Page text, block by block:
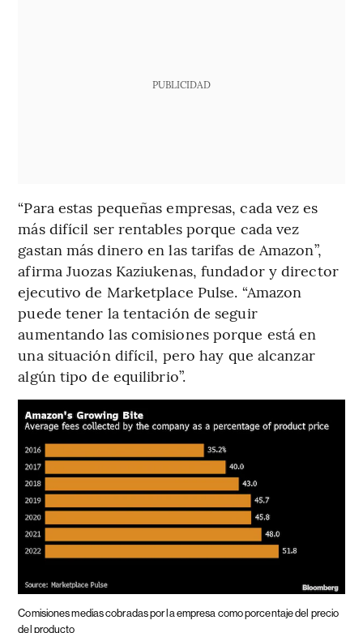
PUBLICIDAD
“Para estas pequeñas empresas, cada vez es
más difícil ser rentables porque cada vez
gastan más dinero en las tarifas de Amazon”,
afirma Juozas Kaziukenas, fundador y director
ejecutivo de Marketplace Pulse. “Amazon
puede tener la tentación de seguir
aumentando las comisiones porque está en
una situación difícil, pero hay que alcanzar
algún tipo de equilibrio”.
Comisiones medias cobradas por la empresa como porcentaje del precio
del producto